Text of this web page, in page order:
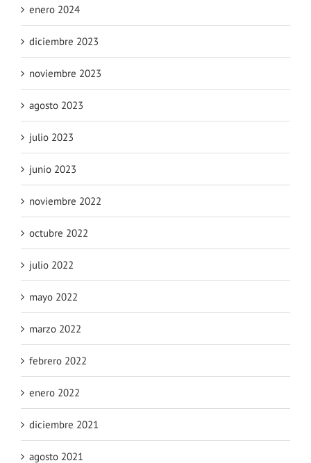
enero 2024
diciembre 2023
noviembre 2023
agosto 2023
julio 2023
junio 2023
noviembre 2022
octubre 2022
julio 2022
mayo 2022
marzo 2022
febrero 2022
enero 2022
diciembre 2021
agosto 2021